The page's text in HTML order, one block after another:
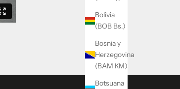
Bolivia
(BOB Bs.)
Bosnia y
Herzegovina
(BAM КМ)
Botsuana